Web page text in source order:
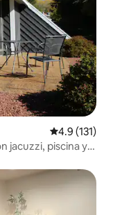
Calificación
4.9 (131)
jacuzzi, piscina y